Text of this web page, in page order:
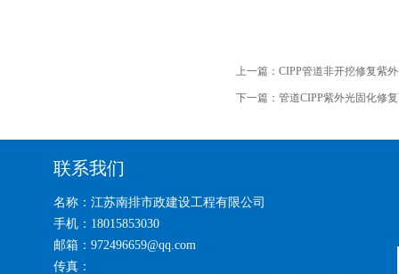
上一篇： CIPP管道非开挖修复紫
下一篇： 管道CIPP紫外光固化修
联系我们
名称：江苏南排市政建设工程有限公司
手机：18015853030
邮箱：972496659@qq.com
传真：